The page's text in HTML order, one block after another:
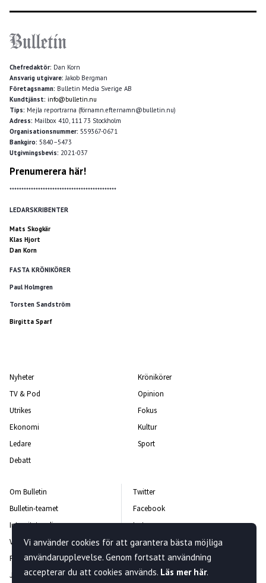
Chefredaktör: Dan Korn
Ansvarig utgivare: Jakob Bergman
Företagsnamn: Bulletin Media Sverige AB
Kundtjänst: info@bulletin.nu
Tips: Mejla reportrarna (förnamn.efternamn@bulletin.nu)
Adress: Mailbox 410, 111 73 Stockholm
Organisationsnummer: 559367-0671
Bankgiro: 5840–5473
Utgivningsbevis: 2021-037
Prenumerera här!
*********************************************
LEDARSKRIBENTER
Mats Skogkär
Klas Hjort
Dan Korn
FASTA KRÖNIKÖRER
Paul Holmgren
Torsten Sandström
Birgitta Sparf
Nyheter
TV & Pod
Utrikes
Ekonomi
Ledare
Debatt
Krönikörer
Opinion
Fokus
Kultur
Sport
Om Bulletin
Bulletin-teamet
Integritetspolicy
Vanliga frågor och svar
Rättelsepolicy
Jobba hos oss
Twitter
Facebook
Instagram
Kontakta oss
Nyhetsbrev
Vi använder cookies för att garantera bästa möjliga
användarupplevelse. Genom fortsatt användning
accepterar du att cookies används. Läs mer här.